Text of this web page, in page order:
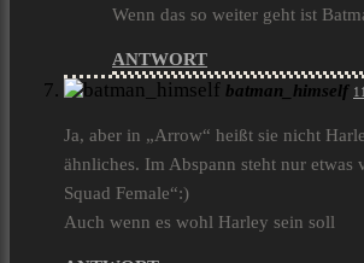
Wenn das so weiter geht ist
ANTWORT
batman_himself
Ja, aber in „Arrow“ heißt sie nicht
ähnliches. Im Abspann steht nur etwas
Squad Female“:)
Auch wenn es wohl Harley sein soll